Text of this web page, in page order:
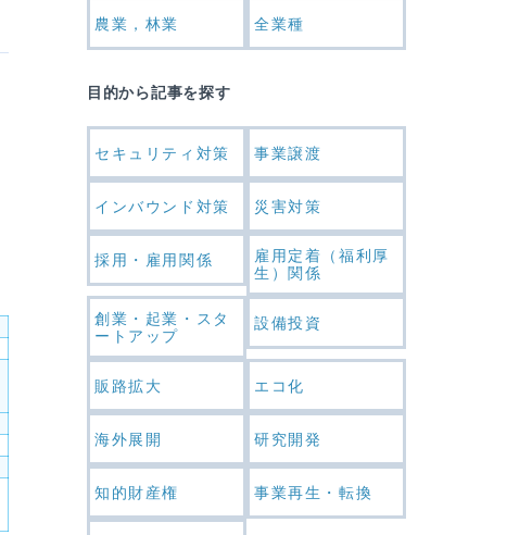
農業，林業 全業種
目的から記事を探す
セキュリティ対策 事業譲渡
インバウンド対策 災害対策
採用・雇用関係
雇用定着（福利厚
生）関係
創業・起業・スタ
ートアップ
設備投資
販路拡大 エコ化
海外展開 研究開発
知的財産権 事業再生・転換